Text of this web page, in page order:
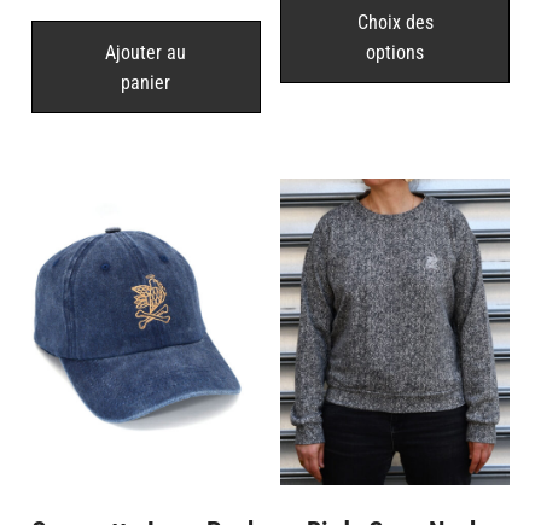
Ajouter au
panier
Choix des
options
être
sur
la
du